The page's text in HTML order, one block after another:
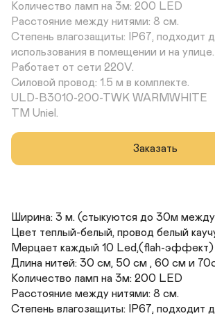
Количество ламп на 3м: 200 LED
Расстояние между нитями: 8 см.
Степень влагозащиты: IP67, подходит
использования в помещении и на улице.
Работает от сети 220V.
Силовой провод: 1.5 м в комплекте.
ULD-B3010-200-TWK WARMWHITE
TM Uniel.
Заказать
Ширина: 3 м. (стыкуются до 30м
Цвет теплый-белый, провод белый
Мерцает каждый 10 Led,(flah-эффект)
Длина нитей: 30 см, 50 см , 60 см и
Количество ламп на 3м: 200 LED
Расстояние между нитями: 8 см.
Степень влагозащиты: IP67, подходит